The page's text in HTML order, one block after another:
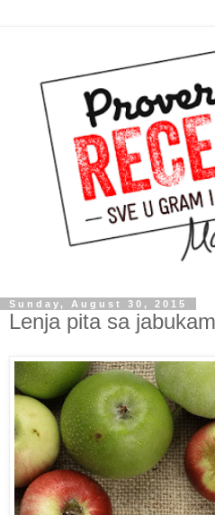
Sunday, August 30, 2015
Lenja pita sa